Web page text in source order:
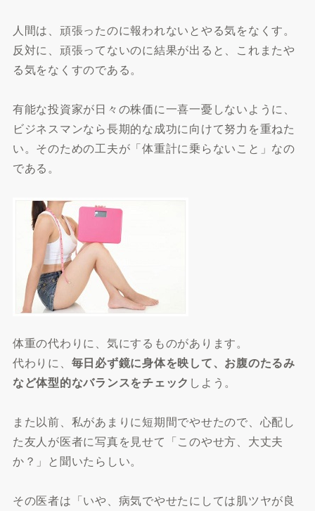
人間は、頑張ったのに報われないとやる気をなくす。
反対に、頑張ってないのに結果が出ると、これまたや
る気をなくすのである。
有能な投資家が日々の株価に一喜一憂しないように、
ビジネスマンなら長期的な成功に向けて努力を重ねた
い。そのための工夫が「体重計に乗らないこと」なの
である。
体重の代わりに、気にするものがあります。
代わりに、 毎日必ず鏡に身体を映して、お腹のたるみ
など体型的なバランスをチェック しよう。
また以前、私があまりに短期間でやせたので、心配し
た友人が医者に写真を見せて「このやせ方、大丈夫
か？」と聞いたらしい。
その医者は「いや、病気でやせたにしては肌ツヤが良